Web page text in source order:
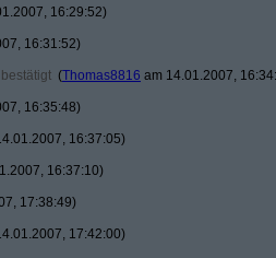
16:29:52)
16:31:52)
(Thomas8816 am 14.01.2007,
16:35:48)
16:37:05)
16:37:10)
17:38:49)
17:42:00)